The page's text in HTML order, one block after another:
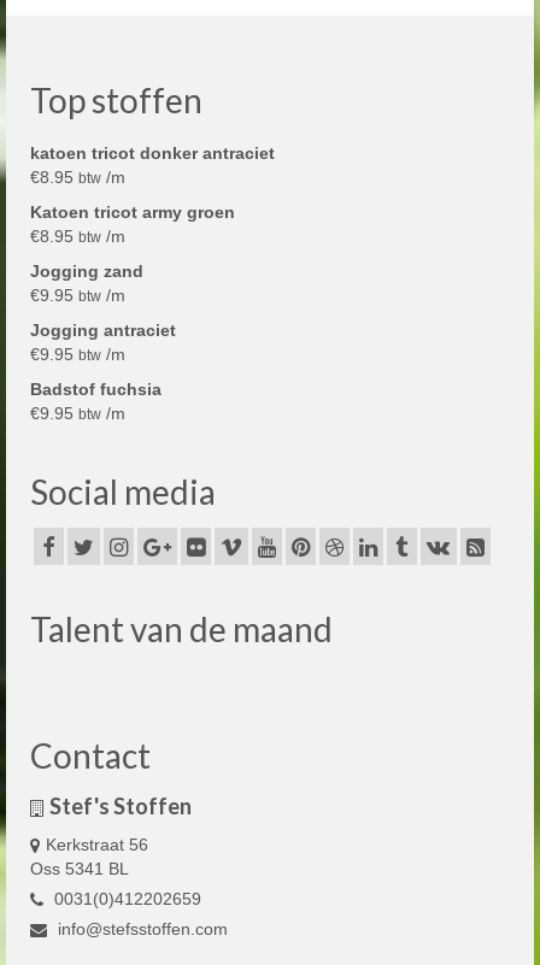
Top stoffen
katoen tricot donker antraciet
€8.95 btw /m
Katoen tricot army groen
€8.95 btw /m
Jogging zand
€9.95 btw /m
Jogging antraciet
€9.95 btw /m
Badstof fuchsia
€9.95 btw /m
Social media
Talent van de maand
Contact
Stef's Stoffen
Kerkstraat 56
Oss 5341 BL
0031(0)412202659
info@stefsstoffen.com